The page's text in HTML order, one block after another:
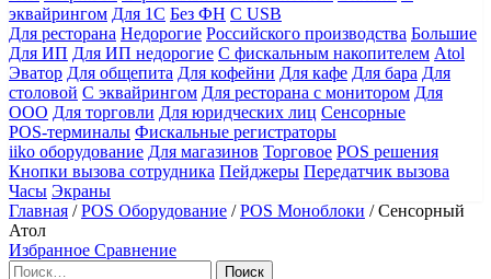
эквайрингом Для 1С Без ФН С USB
Для ресторана Недорогие Российского производства Большие
Для ИП Для ИП недорогие С фискальным накопителем Atol
Эватор Для общепита Для кофейни Для кафе Для бара Для
столовой С эквайрингом Для ресторана с монитором Для
ООО Для торговли Для юридческих лиц Сенсорные
POS-терминалы Фискальные регистраторы
iiko оборудование Для магазинов Торговое POS решения
Кнопки вызова сотрудника Пейджеры Передатчик вызова
Часы Экраны
Главная /POS Оборудование /POS Моноблоки /Сенсорный
Атол
Избранное Сравнение
Найти: